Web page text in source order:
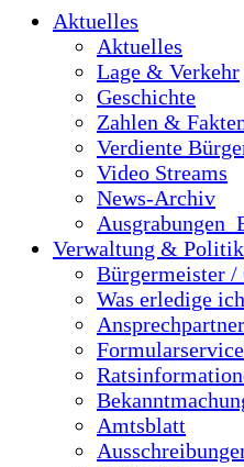
Aktuelles
Aktuelles
Lage & Verkehr
Geschichte
Zahlen &
Verdiente
Video Streams
News-Archiv
Verwaltung & Politik
Bürgermeister /
Was erledige
Ansprechpartner
Formularservice
Amtsblatt